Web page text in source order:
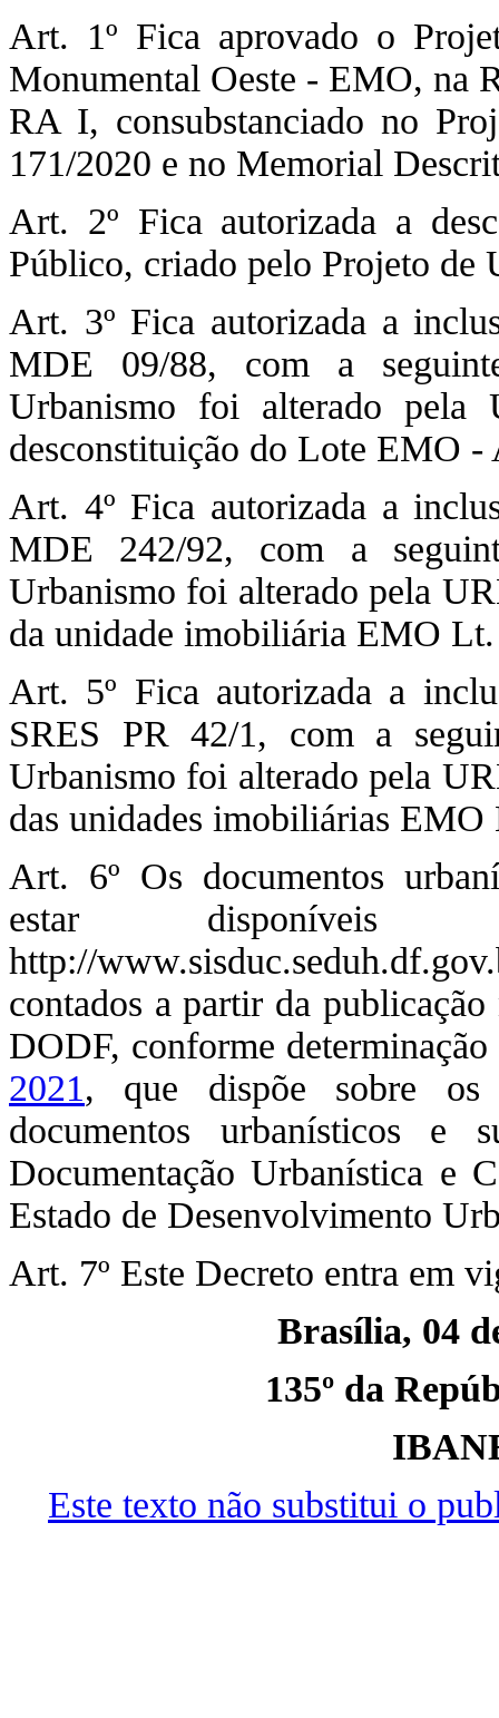
Art. 1º Fica aprovado o
Monumental Oeste - EMO, na
RA I, consubstanciado no
171/2020 e no Memorial
Art. 2º Fica autorizada a
Público, criado pelo Projeto de
Art. 3º Fica autorizada a
MDE 09/88, com a
Urbanismo foi alterado
desconstituição do Lote EMO
Art. 4º Fica autorizada a
MDE 242/92, com a
Urbanismo foi alterado pela
da unidade imobiliária EMO
Art. 5º Fica autorizada a
SRES PR 42/1, com a
Urbanismo foi alterado pela
das unidades imobiliárias
Art. 6º Os documentos
estar disponíveis
http://
contados a partir da
DODF, conforme
2021, que dispõe sobre os
documentos urbanísticos e
Documentação Urbanística e
Estado de Desenvolvimento
Art. 7º Este Decreto entra em
Brasília, 04
135º da
Este texto não substitui o